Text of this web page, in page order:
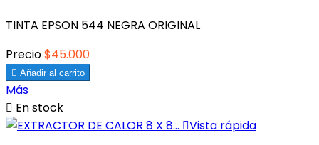
TINTA EPSON 544 NEGRA ORIGINAL
Precio$45.000
 Añadir al carrito
Más
 En stock
Vista rápida